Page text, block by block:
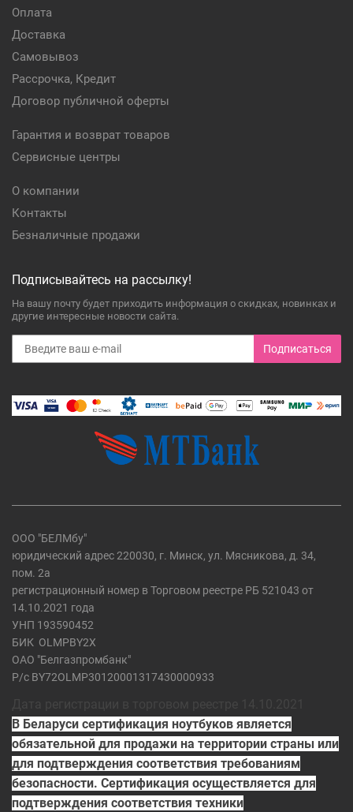
Оплата
Доставка
Самовывоз
Рассрочка, Кредит
Договор публичной оферты
Гарантия и возврат товаров
Сервисные центры
О компании
Контакты
Безналичные продажи
Подписывайтесь на рассылку!
На вашу почту будет приходить информация о скидках, новинках и
другие интересные новости сайта.
Подписаться
ООО "БЕЛМбу"
юридический адрес 220030, г. Минск, ул. Мясникова, д. 34,
пом. 2а
регистрационный номер в Торговом реестре РБ 521043 от
14.10.2021 года
УНП 193590452
БИК OLMPBY2X
ОАО "Белгазпромбанк"
Р/с BY72OLMP30120001317430000933
В Беларуси сертификация ноутбуков является
обязательной для продажи на территории страны или
для подтверждения соответствия требованиям
безопасности. Сертификация осуществляется для
подтверждения соответствия техники